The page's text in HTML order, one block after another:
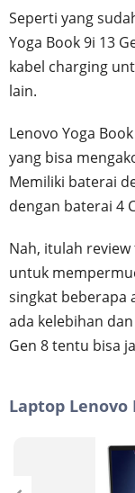
Seperti yang
Yoga Book 9i 13
kabel charging
lain.
Lenovo Yoga
yang bisa
Memiliki baterai
dengan baterai 4
Nah, itulah review
untuk
singkat beberapa
ada kelebihan
Gen 8 tentu bisa
Laptop Lenovo